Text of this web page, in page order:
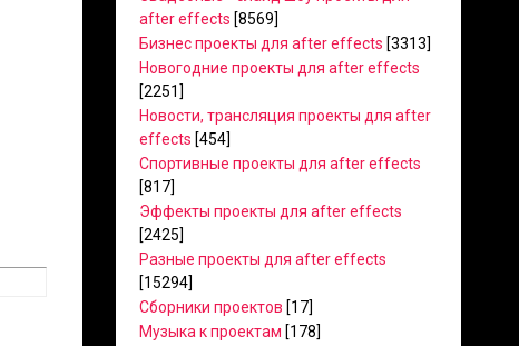
after effects [8569]
Бизнес проекты для after effects [3313]
Новогодние проекты для after effects
[2251]
Новости, трансляция проекты для after
effects [454]
Спортивные проекты для after effects
[817]
Эффекты проекты для after effects
[2425]
Разные проекты для after effects
[15294]
Сборники проектов [17]
Музыка к проектам [178]